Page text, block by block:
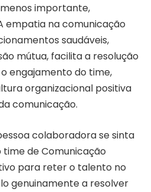
importante,
empatia na comunicação
saudáveis,
mútua, facilita a resolução
engajamento do time,
organizacional positiva
comunicação.
colaboradora se sinta
de Comunicação
para reter o talento no
genuinamente a resolver